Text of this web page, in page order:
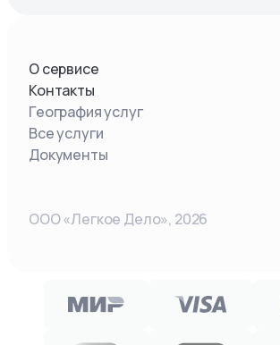
О сервисе
Контакты
География услуг
Все услуги
Документы
ООО «Легкое Дело», 2026